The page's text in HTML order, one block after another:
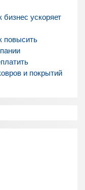
ускоряет
повысить
и покрытий